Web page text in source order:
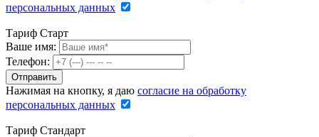
персональных данных
Тариф Старт
Ваше имя:
Телефон:
Нажимая на кнопку, я даю согласие на обработку
персональных данных
Тариф Стандарт